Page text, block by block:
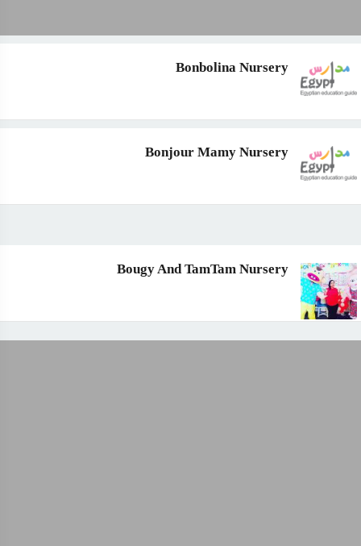
Bonbolina Nursery
Bonjour Mamy Nursery
Bougy And TamTam Nursery